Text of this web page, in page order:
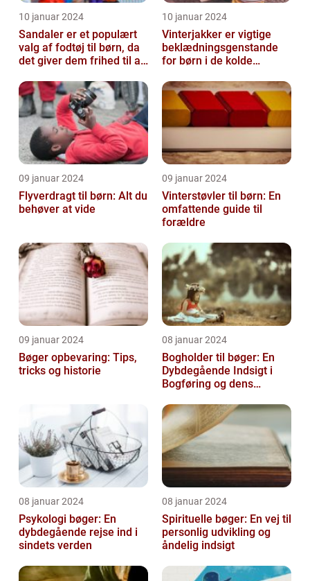
10 januar 2024
Sandaler er et populært
valg af fodtøj til børn, da
det giver dem frihed til at
10 januar 2024
Vinterjakker er vigtige
beklædningsgenstande
for børn i de kolde
09 januar 2024
Flyverdragt til børn: Alt du
behøver at vide
09 januar 2024
Vinterstøvler til børn: En
omfattende guide til
forældre
09 januar 2024
Bøger opbevaring: Tips,
tricks og historie
08 januar 2024
Bogholder til bøger: En
Dybdegående Indsigt i
Bogføring og dens
08 januar 2024
Psykologi bøger: En
dybdegående rejse ind i
sindets verden
08 januar 2024
Spirituelle bøger: En vej til
personlig udvikling og
åndelig indsigt